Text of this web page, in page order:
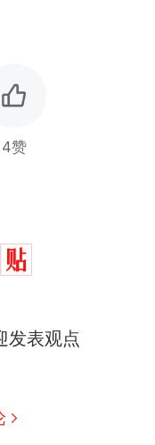
4赞
发表观点
菜刀的女孩，
上楼！女子傻
调查组全面
传话劝弃考